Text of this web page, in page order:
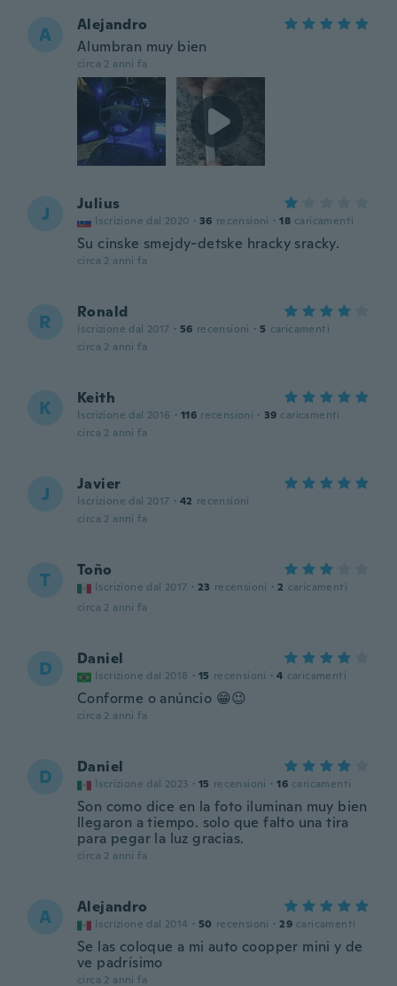
A
Alejandro
Alumbran muy bien
circa 2 anni fa
J Julius
Iscrizione dal 2020 · 36 recensioni · 18 caricamenti
Su cinske smejdy-detske hracky sracky.
circa 2 anni fa
R Ronald
Iscrizione dal 2017 · 56 recensioni · 5 caricamenti
circa 2 anni fa
K Keith
Iscrizione dal 2016 · 116 recensioni · 39 caricamenti
circa 2 anni fa
J Javier
Iscrizione dal 2017 · 42 recensioni
circa 2 anni fa
T Toño
Iscrizione dal 2017 · 23 recensioni · 2 caricamenti
circa 2 anni fa
D Daniel
Iscrizione dal 2018 · 15 recensioni · 4 caricamenti
Conforme o anúncio 😁😉
circa 2 anni fa
D Daniel
Iscrizione dal 2023 · 15 recensioni · 16 caricamenti
Son como dice en la foto iluminan muy bien
llegaron a tiempo. solo que falto una tira
para pegar la luz gracias.
circa 2 anni fa
A Alejandro
Iscrizione dal 2014 · 50 recensioni · 29 caricamenti
Se las coloque a mi auto coopper mini y de
ve padrísimo
circa 2 anni fa